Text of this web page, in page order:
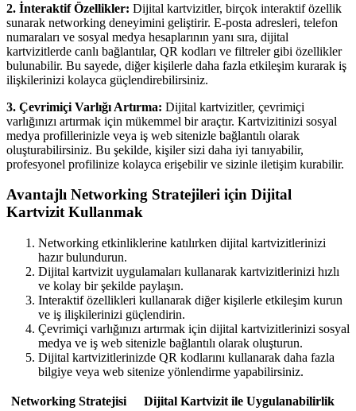
2. İnteraktif Özellikler: Dijital kartvizitler, birçok interaktif özellik
sunarak networking deneyimini geliştirir. E-posta adresleri, telefon
numaraları ve sosyal medya hesaplarının yanı sıra, dijital
kartvizitlerde canlı bağlantılar, QR kodları ve filtreler gibi özellikler
bulunabilir. Bu sayede, diğer kişilerle daha fazla etkileşim kurarak iş
ilişkilerinizi kolayca güçlendirebilirsiniz.
3. Çevrimiçi Varlığı Artırma: Dijital kartvizitler, çevrimiçi
varlığınızı artırmak için mükemmel bir araçtır. Kartvizitinizi sosyal
medya profillerinizle veya iş web sitenizle bağlantılı olarak
oluşturabilirsiniz. Bu şekilde, kişiler sizi daha iyi tanıyabilir,
profesyonel profilinize kolayca erişebilir ve sizinle iletişim kurabilir.
Avantajlı Networking Stratejileri için Dijital
Kartvizit Kullanmak
Networking etkinliklerine katılırken dijital kartvizitlerinizi
hazır bulundurun.
Dijital kartvizit uygulamaları kullanarak kartvizitlerinizi hızlı
ve kolay bir şekilde paylaşın.
Interaktif özellikleri kullanarak diğer kişilerle etkileşim kurun
ve iş ilişkilerinizi güçlendirin.
Çevrimiçi varlığınızı artırmak için dijital kartvizitlerinizi sosyal
medya ve iş web sitenizle bağlantılı olarak oluşturun.
Dijital kartvizitlerinizde QR kodlarını kullanarak daha fazla
bilgiye veya web sitenize yönlendirme yapabilirsiniz.
Networking Stratejisi
Dijital Kartvizit ile Uygulanabilirlik